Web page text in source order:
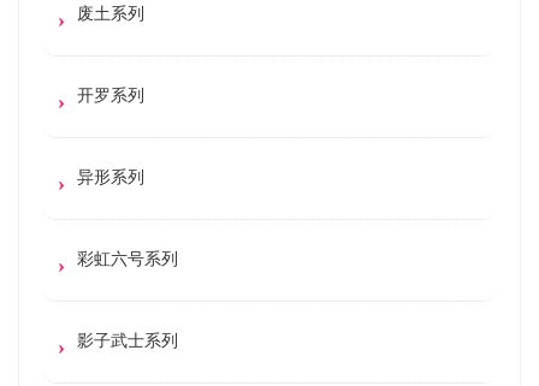
废土系列
开罗系列
异形系列
彩虹六号系列
影子武士系列